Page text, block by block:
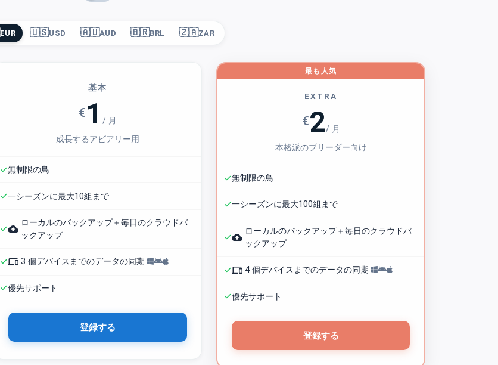
EUR 🇺🇸USD 🇦🇺AUD 🇧🇷BRL 🇿🇦ZAR
基本
€ 1 / 月
成長するアビアリー用
無制限の鳥
一シーズンに最大10組まで
backup
ローカルのバックアップ＋毎日のクラウドバ
ックアップ
phonelink 3 個デバイスまでのデータの同期
優先サポート
登録する
最も人気
EXTRA
€2/ 月
本格派のブリーダー向け
無制限の鳥
一シーズンに最大100組まで
backup
ローカルのバックアップ＋毎日のクラウドバ
ックアップ
phonelink 4 個デバイスまでのデータの同期
優先サポート
登録する